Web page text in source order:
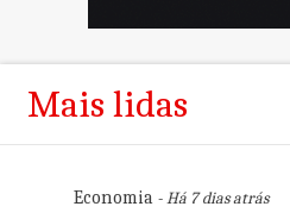
Mais lidas
Economia- Há 7 dias atrás